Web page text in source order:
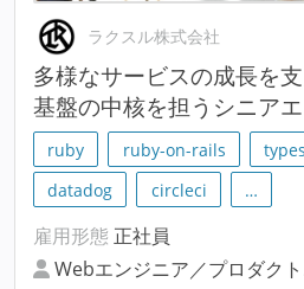
ラクスル株式会社
多様なサービスの成長を
基盤の中核を担うシニア
ruby ruby-on-rails
datadog
circleci …
雇用形態 正社員
Webエンジニア／プロダク